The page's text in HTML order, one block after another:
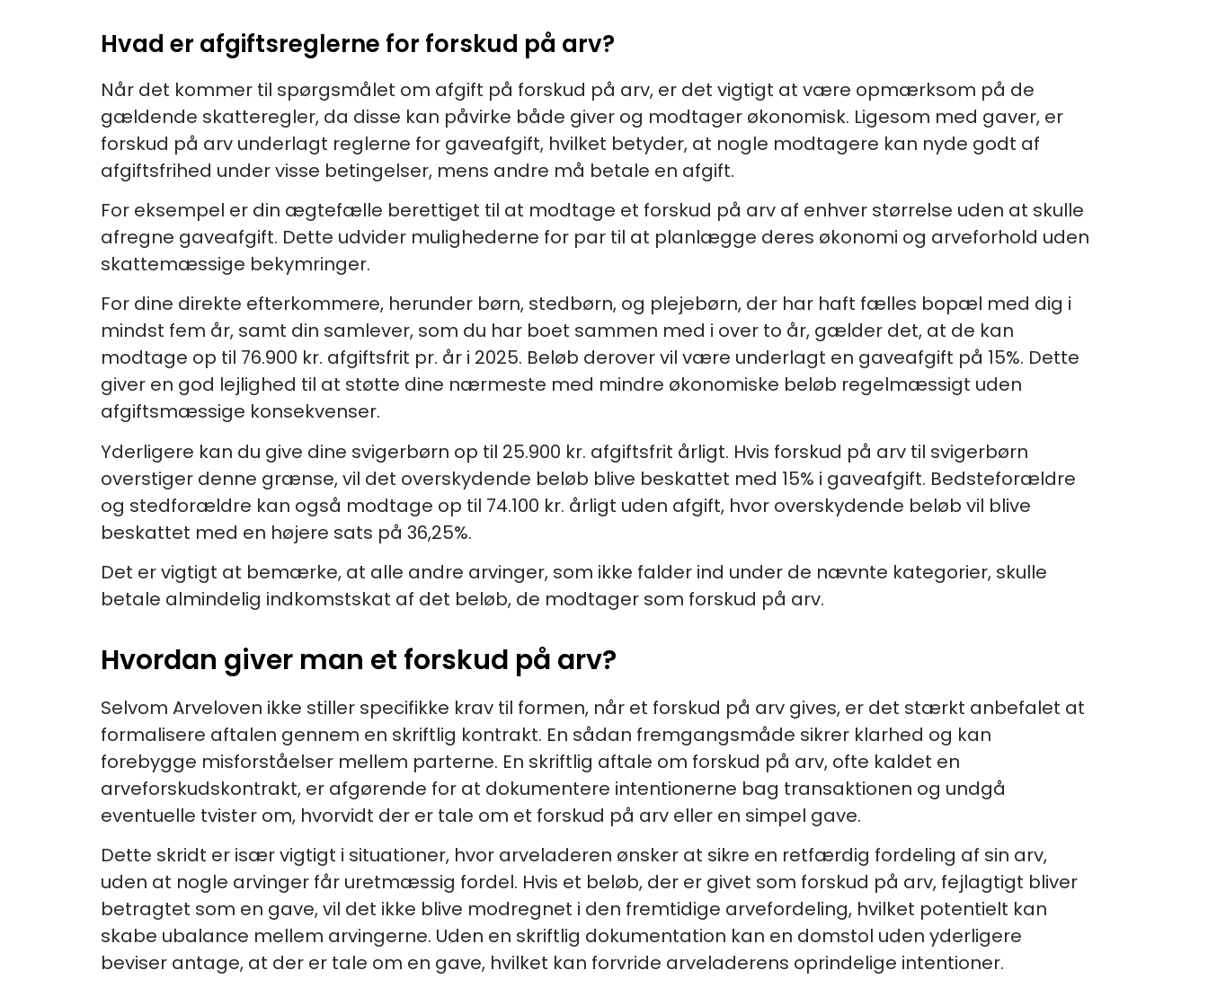
Hvad er afgiftsreglerne for forskud på arv?
Når det kommer til spørgsmålet om afgift på forskud på arv, er det vigtigt at være opmærksom på de
gældende skatteregler, da disse kan påvirke både giver og modtager økonomisk. Ligesom med gaver, er
forskud på arv underlagt reglerne for gaveafgift, hvilket betyder, at nogle modtagere kan nyde godt af
afgiftsfrihed under visse betingelser, mens andre må betale en afgift.
For eksempel er din ægtefælle berettiget til at modtage et forskud på arv af enhver størrelse uden at skulle
afregne gaveafgift. Dette udvider mulighederne for par til at planlægge deres økonomi og arveforhold uden
skattemæssige bekymringer.
For dine direkte efterkommere, herunder børn, stedbørn, og plejebørn, der har haft fælles bopæl med dig i
mindst fem år, samt din samlever, som du har boet sammen med i over to år, gælder det, at de kan
modtage op til 76.900 kr. afgiftsfrit pr. år i 2025. Beløb derover vil være underlagt en gaveafgift på 15%. Dette
giver en god lejlighed til at støtte dine nærmeste med mindre økonomiske beløb regelmæssigt uden
afgiftsmæssige konsekvenser.
Yderligere kan du give dine svigerbørn op til 25.900 kr. afgiftsfrit årligt. Hvis forskud på arv til svigerbørn
overstiger denne grænse, vil det overskydende beløb blive beskattet med 15% i gaveafgift. Bedsteforældre
og stedforældre kan også modtage op til 74.100 kr. årligt uden afgift, hvor overskydende beløb vil blive
beskattet med en højere sats på 36,25%.
Det er vigtigt at bemærke, at alle andre arvinger, som ikke falder ind under de nævnte kategorier, skulle
betale almindelig indkomstskat af det beløb, de modtager som forskud på arv.
Hvordan giver man et forskud på arv?
Selvom Arveloven ikke stiller specifikke krav til formen, når et forskud på arv gives, er det stærkt anbefalet at
formalisere aftalen gennem en skriftlig kontrakt. En sådan fremgangsmåde sikrer klarhed og kan
forebygge misforståelser mellem parterne. En skriftlig aftale om forskud på arv, ofte kaldet en
arveforskudskontrakt, er afgørende for at dokumentere intentionerne bag transaktionen og undgå
eventuelle tvister om, hvorvidt der er tale om et forskud på arv eller en simpel gave.
Dette skridt er især vigtigt i situationer, hvor arveladeren ønsker at sikre en retfærdig fordeling af sin arv,
uden at nogle arvinger får uretmæssig fordel. Hvis et beløb, der er givet som forskud på arv, fejlagtigt bliver
betragtet som en gave, vil det ikke blive modregnet i den fremtidige arvefordeling, hvilket potentielt kan
skabe ubalance mellem arvingerne. Uden en skriftlig dokumentation kan en domstol uden yderligere
beviser antage, at der er tale om en gave, hvilket kan forvride arveladerens oprindelige intentioner.